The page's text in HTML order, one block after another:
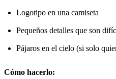
Logotipo en una camiseta
Pequeños detalles que son
Pájaros en el cielo (si solo
Cómo hacerlo: